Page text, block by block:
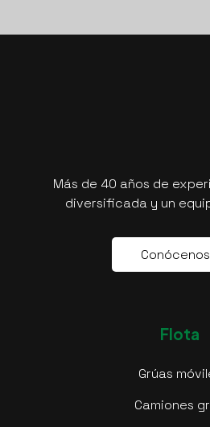
Más de 40 años de
diversificada y un
Conócenos
Flota
Grúas
Camiones